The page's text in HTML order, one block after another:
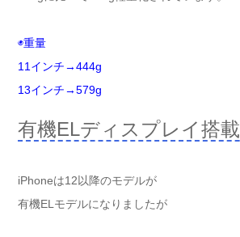
◉重量
11インチ→444g
13インチ→579g
有機ELディスプレイ搭載
iPhoneは12以降のモデルが
有機ELモデルになりましたが